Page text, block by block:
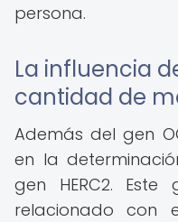
persona.
La influencia
cantidad de
Además del gen
en la
gen HERC2.
relacionado con